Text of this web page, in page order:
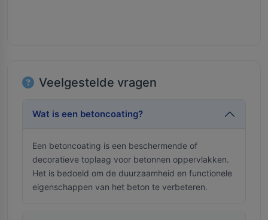
Veelgestelde vragen
Wat is een betoncoating?
Een betoncoating is een beschermende of
decoratieve toplaag voor betonnen oppervlakken.
Het is bedoeld om de duurzaamheid en functionele
eigenschappen van het beton te verbeteren.